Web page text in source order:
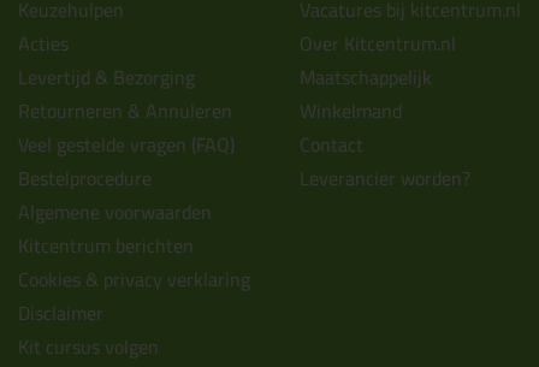
Keuzehulpen
Acties
Levertijd & Bezorging
Retourneren & Annuleren
Veel gestelde vragen (FAQ)
Bestelprocedure
Algemene voorwaarden
Kitcentrum berichten
Cookies & privacy verklaring
Disclaimer
Kit cursus volgen
Vacatures bij kitcentrum.nl
Over Kitcentrum.nl
Maatschappelijk
Winkelmand
Contact
Leverancier worden?